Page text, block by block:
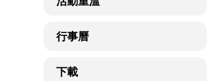
行事曆
下載